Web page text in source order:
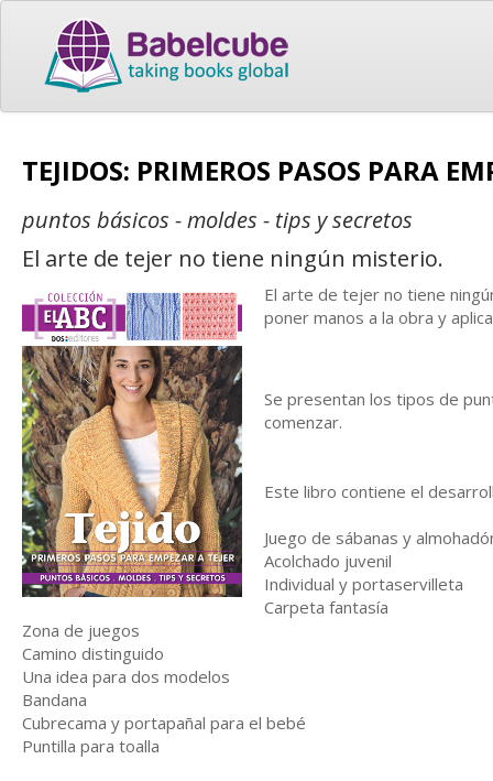
TEJIDOS: PRIMEROS PASOS PARA
puntos básicos - moldes - tips y secretos
El arte de tejer no tiene ningún misterio.
El arte de tejer no tiene
poner manos a la obra y
Se presentan los tipos de
comenzar.
Este libro contiene el
Juego de sábanas y
Acolchado juvenil
Individual y portaservilleta
Carpeta fantasía
Zona de juegos
Camino distinguido
Una idea para dos modelos
Bandana
Cubrecama y portapañal para el bebé
Puntilla para toalla